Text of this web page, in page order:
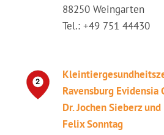
88250 Weingarten
Tel.: +49 751 44430
Ravensburg Evidensia
Dr. Jochen Sieberz und
Felix Sonntag